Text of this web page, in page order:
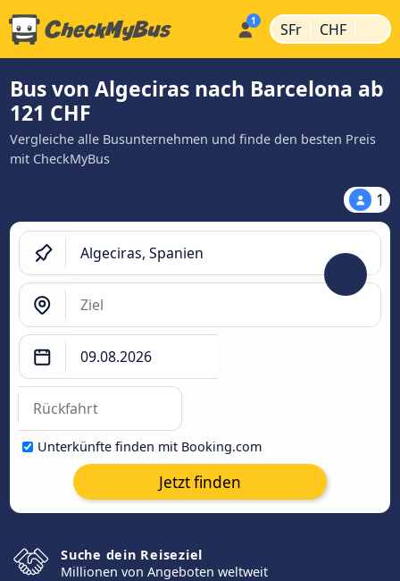
SFr | CHF |
Bus von Algeciras nach Barcelona ab
121 CHF
Vergleiche alle Busunternehmen und finde den besten Preis
mit CheckMyBus
1
Unterkünfte finden mit Booking.com
Jetzt finden
Suche dein Reiseziel
Millionen von Angeboten weltweit